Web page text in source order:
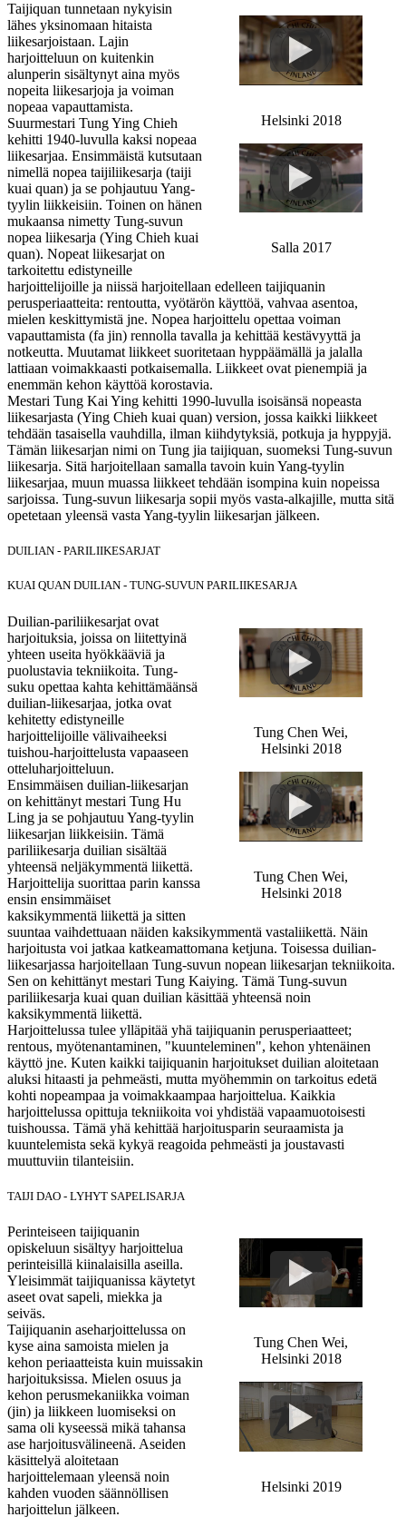
Helsinki 2018
Salla 2017
Taijiquan tunnetaan nykyisin
lähes yksinomaan hitaista
liikesarjoistaan. Lajin
harjoitteluun on kuitenkin
alunperin sisältynyt aina myös
nopeita liikesarjoja ja voiman
nopeaa vapauttamista.
Suurmestari Tung Ying Chieh
kehitti 1940-luvulla kaksi nopeaa
liikesarjaa. Ensimmäistä kutsutaan
nimellä nopea taijiliikesarja (taiji
kuai quan) ja se pohjautuu Yang-
tyylin liikkeisiin. Toinen on hänen
mukaansa nimetty Tung-suvun
nopea liikesarja (Ying Chieh kuai
quan). Nopeat liikesarjat on
tarkoitettu edistyneille
harjoittelijoille ja niissä harjoitellaan edelleen taijiquanin
perusperiaatteita: rentoutta, vyötärön käyttöä, vahvaa asentoa,
mielen keskittymistä jne. Nopea harjoittelu opettaa voiman
vapauttamista (fa jin) rennolla tavalla ja kehittää kestävyyttä ja
notkeutta. Muutamat liikkeet suoritetaan hyppäämällä ja jalalla
lattiaan voimakkaasti potkaisemalla. Liikkeet ovat pienempiä ja
enemmän kehon käyttöä korostavia.
Mestari Tung Kai Ying kehitti 1990-luvulla isoisänsä nopeasta
liikesarjasta (Ying Chieh kuai quan) version, jossa kaikki liikkeet
tehdään tasaisella vauhdilla, ilman kiihdytyksiä, potkuja ja hyppyjä.
Tämän liikesarjan nimi on Tung jia taijiquan, suomeksi Tung-suvun
liikesarja. Sitä harjoitellaan samalla tavoin kuin Yang-tyylin
liikesarjaa, muun muassa liikkeet tehdään isompina kuin nopeissa
sarjoissa. Tung-suvun liikesarja sopii myös vasta-alkajille, mutta sitä
opetetaan yleensä vasta Yang-tyylin liikesarjan jälkeen.
DUILIAN - PARILIIKESARJAT
KUAI QUAN DUILIAN - TUNG-SUVUN PARILIIKESARJA
Tung Chen Wei,
Helsinki 2018
Tung Chen Wei,
Helsinki 2018
Duilian-pariliikesarjat ovat
harjoituksia, joissa on liitettyinä
yhteen useita hyökkääviä ja
puolustavia tekniikoita. Tung-
suku opettaa kahta kehittämäänsä
duilian-liikesarjaa, jotka ovat
kehitetty edistyneille
harjoittelijoille välivaiheeksi
tuishou-harjoittelusta vapaaseen
otteluharjoitteluun.
Ensimmäisen duilian-liikesarjan
on kehittänyt mestari Tung Hu
Ling ja se pohjautuu Yang-tyylin
liikesarjan liikkeisiin. Tämä
pariliikesarja duilian sisältää
yhteensä neljäkymmentä liikettä.
Harjoittelija suorittaa parin kanssa
ensin ensimmäiset
kaksikymmentä liikettä ja sitten
suuntaa vaihdettuaan näiden kaksikymmentä vastaliikettä. Näin
harjoitusta voi jatkaa katkeamattomana ketjuna. Toisessa duilian-
liikesarjassa harjoitellaan Tung-suvun nopean liikesarjan tekniikoita.
Sen on kehittänyt mestari Tung Kaiying. Tämä Tung-suvun
pariliikesarja kuai quan duilian käsittää yhteensä noin
kaksikymmentä liikettä.
Harjoittelussa tulee ylläpitää yhä taijiquanin perusperiaatteet;
rentous, myötenantaminen, "kuunteleminen", kehon yhtenäinen
käyttö jne. Kuten kaikki taijiquanin harjoitukset duilian aloitetaan
aluksi hitaasti ja pehmeästi, mutta myöhemmin on tarkoitus edetä
kohti nopeampaa ja voimakkaampaa harjoittelua. Kaikkia
harjoittelussa opittuja tekniikoita voi yhdistää vapaamuotoisesti
tuishoussa. Tämä yhä kehittää harjoitusparin seuraamista ja
kuuntelemista sekä kykyä reagoida pehmeästi ja joustavasti
muuttuviin tilanteisiin.
TAIJI DAO - LYHYT SAPELISARJA
Tung Chen Wei,
Helsinki 2018
Helsinki 2019
Perinteiseen taijiquanin
opiskeluun sisältyy harjoittelua
perinteisillä kiinalaisilla aseilla.
Yleisimmät taijiquanissa käytetyt
aseet ovat sapeli, miekka ja
seiväs.
Taijiquanin aseharjoittelussa on
kyse aina samoista mielen ja
kehon periaatteista kuin muissakin
harjoituksissa. Mielen osuus ja
kehon perusmekaniikka voiman
(jin) ja liikkeen luomiseksi on
sama oli kyseessä mikä tahansa
ase harjoitusvälineenä. Aseiden
käsittelyä aloitetaan
harjoittelemaan yleensä noin
kahden vuoden säännöllisen
harjoittelun jälkeen.